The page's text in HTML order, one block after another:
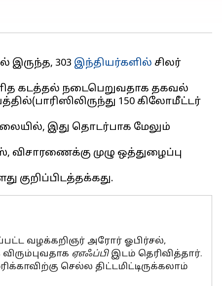
இருந்த, 303 இந்தியர்களில் சிலர்
கடத்தல் நடைபெறுவதாக தகவல்
150 கிலோமீட்டர்
இது தொடர்பாக மேலும்
முழு ஒத்துழைப்பு
வழக்கறிஞர் அரோர் ஓபிர்சல்,
ஏஎஃப்பிஇடம் தெரிவித்தார்.
செல்ல திட்டமிட்டிருக்கலாம்